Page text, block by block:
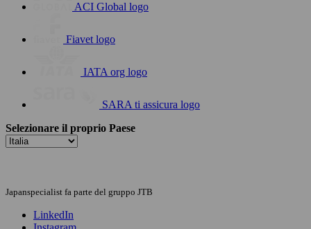
ACI Global logo
Fiavet logo
IATA org logo
SARA ti assicura logo
Selezionare il proprio Paese
Japanspecialist fa parte del gruppo JTB
LinkedIn